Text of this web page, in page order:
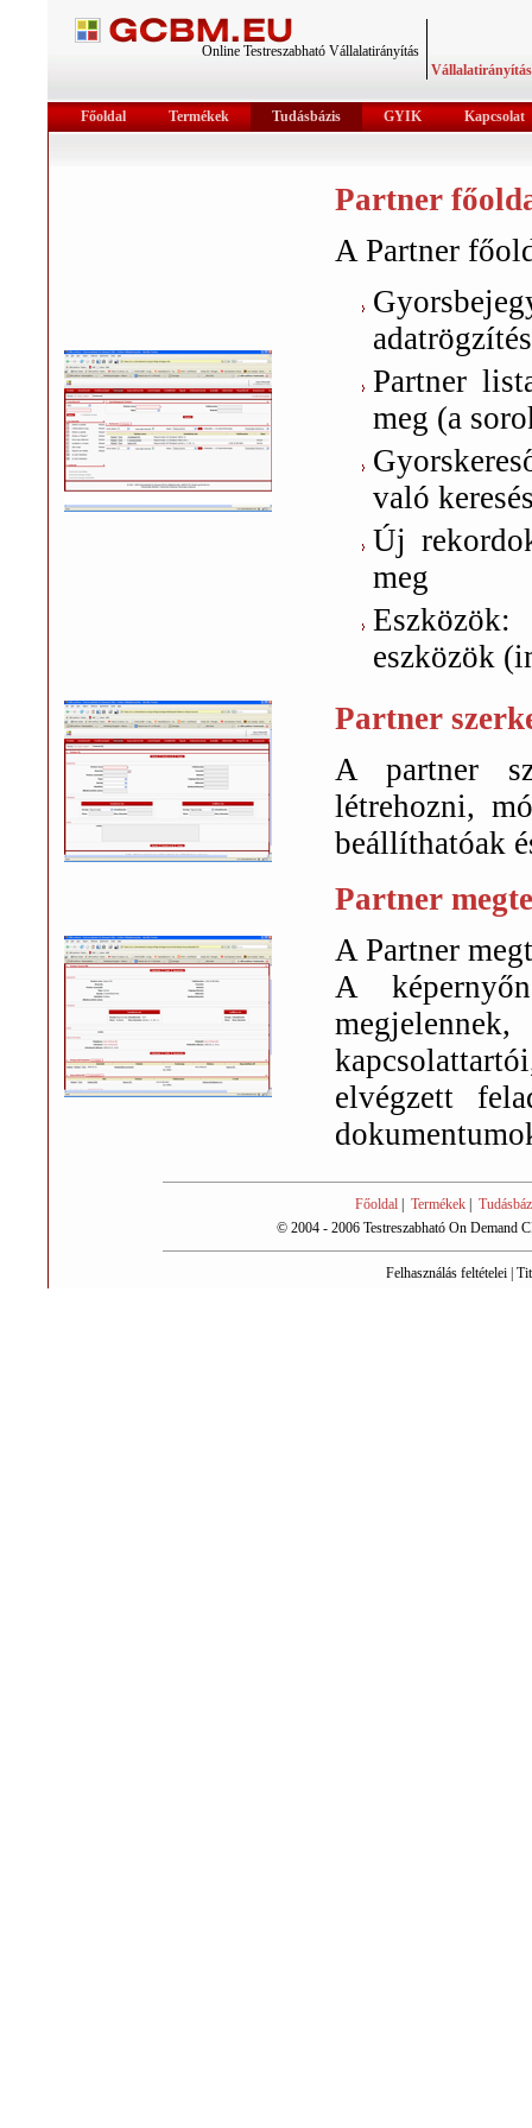
Online Testreszabható Vállalatirányítás
Főoldal Termékek Tudásbázis GYIK Kapcsolat
Partner
A Partner
Partner
meg (a
való
Új
meg
eszközök
Partner
A partner
létrehozni,
beállíthatóak
Partner
A Partner
A
elvégzett
Főoldal Termékek
© 2004 - 2006 Testreszabható On
Felhasználás feltételei|